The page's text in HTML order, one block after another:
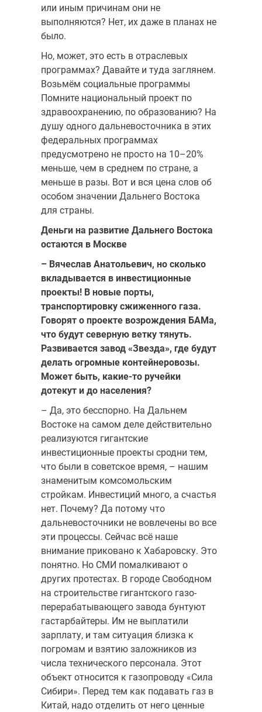
или иным причинам они не
выполняются? Нет, их даже в планах не
было.
Но, может, это есть в отраслевых
программах? Давайте и туда заглянем.
Возьмём социальные программы
Помните национальный проект по
здравоохранению, по образованию? На
душу одного дальневосточника в этих
федеральных программах
предусмотрено не просто на 10–20%
меньше, чем в среднем по стране, а
меньше в разы. Вот и вся цена слов об
особом значении Дальнего Востока
для страны.
Деньги на развитие Дальнего Востока
остаются в Москве
– Вячеслав Анатольевич, но сколько
вкладывается в инвестиционные
проекты! В новые порты,
транспортировку сжиженного газа.
Говорят о проекте возрождения БАМа,
что будут северную ветку тянуть.
Развивается завод «Звезда», где будут
делать огромные контейнеровозы.
Может быть, какие-то ручейки
дотекут и до населения?
– Да, это бесспорно. На Дальнем
Востоке на самом деле действительно
реализуются гигантские
инвестиционные проекты сродни тем,
что были в советское время, – нашим
знаменитым комсомольским
стройкам. Инвестиций много, а счастья
нет. Почему? Да потому что
дальневосточники не вовлечены во все
эти процессы. Сейчас всё наше
внимание приковано к Хабаровску. Это
понятно. Но СМИ помалкивают о
других протестах. В городе Свободном
на строительстве гигантского газо-
перерабатывающего завода бунтуют
гастарбайтеры. Им не выплатили
зарплату, и там ситуация близка к
погромам и взятию заложников из
числа технического персонала. Этот
объект относится к газопроводу «Сила
Сибири». Перед тем как подавать газ в
Китай, надо отделить от него ценные